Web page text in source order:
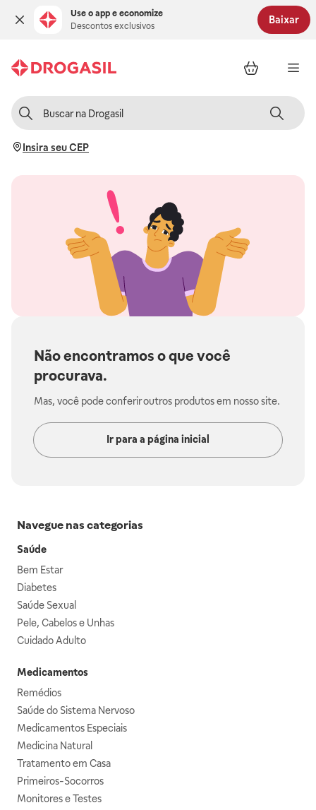
Use o app e economize
Descontos exclusivos
Baixar
Insira seu CEP
Não encontramos o que você
procurava.
Mas, você pode conferir outros produtos em nosso site.
Ir para a página inicial
Navegue nas categorias
Saúde
Bem Estar
Diabetes
Saúde Sexual
Pele, Cabelos e Unhas
Cuidado Adulto
Medicamentos
Remédios
Saúde do Sistema Nervoso
Medicamentos Especiais
Medicina Natural
Tratamento em Casa
Primeiros-Socorros
Monitores e Testes